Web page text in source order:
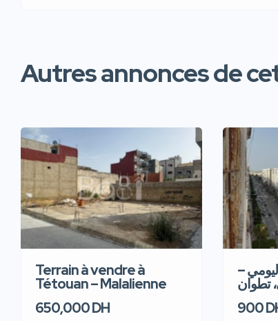
Autres annonces de
Terrain à vendre à
Tétouan – Malalienne
650,000 DH
–
تطوان
900